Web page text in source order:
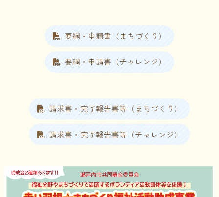
要綱・申請書（まちづくり）
要綱・申請書（チャレンジ）
請求書・完了報告書等（まちづくり）
請求書・完了報告書等（チャレンジ）